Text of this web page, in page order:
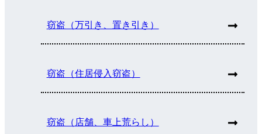
窃盗（万引き、置き引き）
窃盗（住居侵入窃盗）
窃盗（店舗、車上荒らし）